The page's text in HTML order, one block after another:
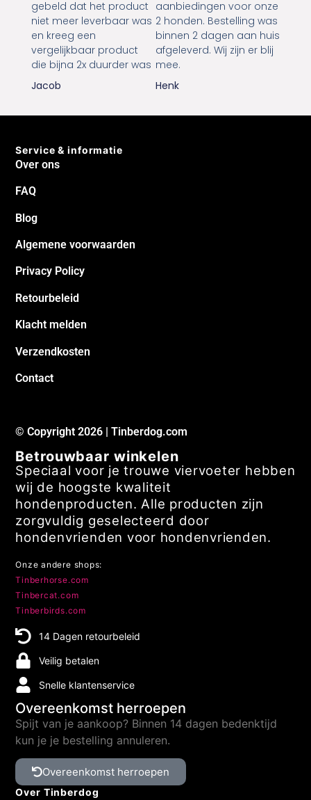
gebeld dat het product
niet meer leverbaar was
en kreeg een
vergelijkbaar product
die bijna 2x duurder was
Jacob
aanbiedingen voor onze
2 honden. Bestelling was
binnen 2 dagen aan huis
afgeleverd. Wij zijn er blij
mee.
Henk
Service & informatie
Over ons
FAQ
Blog
Algemene voorwaarden
Privacy Policy
Retourbeleid
Klacht melden
Verzendkosten
Contact
© Copyright 2026 | Tinberdog.com
Betrouwbaar winkelen
Speciaal voor je trouwe viervoeter hebben
wij de hoogste kwaliteit
hondenproducten. Alle producten zijn
zorgvuldig geselecteerd door
hondenvrienden voor hondenvrienden.
Onze andere shops:
Tinberhorse.com
Tinbercat.com
Tinberbirds.com
14 Dagen retourbeleid
Veilig betalen
Snelle klantenservice
Overeenkomst herroepen
Spijt van je aankoop? Binnen 14 dagen bedenktijd
kun je je bestelling annuleren.
Overeenkomst herroepen
Over Tinberdog